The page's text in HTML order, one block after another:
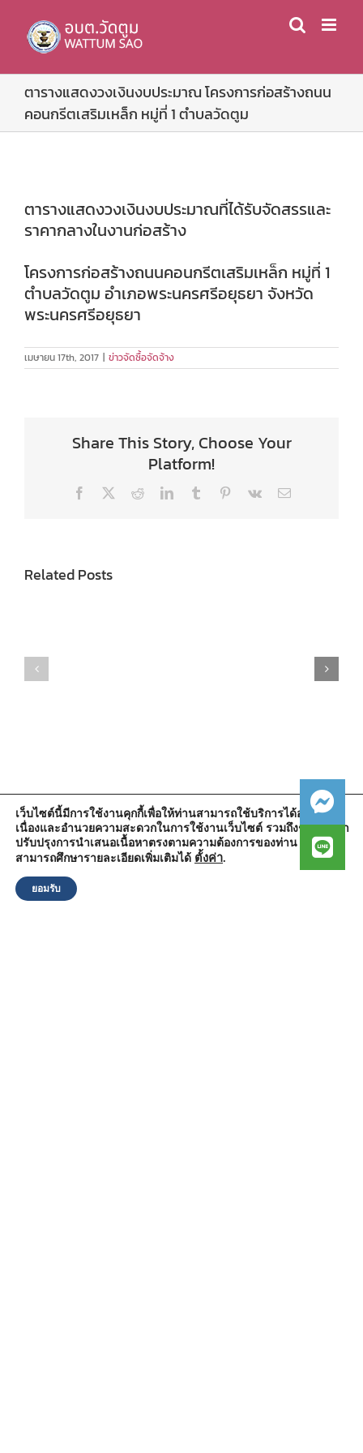
content
ตารางแสดงวงเงินงบประมาณ โครงการก่อสร้างถนน
คอนกรีตเสริมเหล็ก หมู่ที่ 1 ตำบลวัดตูม
ตารางแสดงวงเงินงบประมาณที่ได้รับจัดสรรและ
ราคากลางในงานก่อสร้าง
โครงการก่อสร้างถนนคอนกรีตเสริมเหล็ก หมู่ที่ 1
ตำบลวัดตูม อำเภอพระนครศรีอยุธยา จังหวัด
พระนครศรีอยุธยา
เมษายน 17th, 2017 | ข่าวจัดซื้อจัดจ้าง
Share This Story, Choose Your
Platform!
Facebook RedditLinkedInTumblr Pinterest
Vk Email
Related Posts
สำนักงานองค์การบริหารส่วนตำบลวัดตูม
หมู่ที่ 5 ตำบลวัดตูม อำเภอพระนครศรีอยุธยา จังหวัดพระนครศรีอยุธยา
13000
เว็บไซต์นี้มีการใช้งานคุกกี้เพื่อให้ท่านสามารถใช้บริการได้อย่างต่อ
เนื่องและอำนวยความสะดวกในการใช้งานเว็บไซต์ รวมถึงช่วยให้เรา
ปรับปรุงการนำเสนอเนื้อหาตรงตามความต้องการของท่าน โดย
สามารถศึกษารายละเอียดเพิ่มเติมได้ ตั้งค่า.
ยอมรับ